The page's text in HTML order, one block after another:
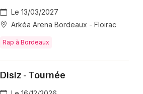
Le 13/03/2027
Arkéa Arena Bordeaux - Floirac
Rap à Bordeaux
Disiz - Tournée